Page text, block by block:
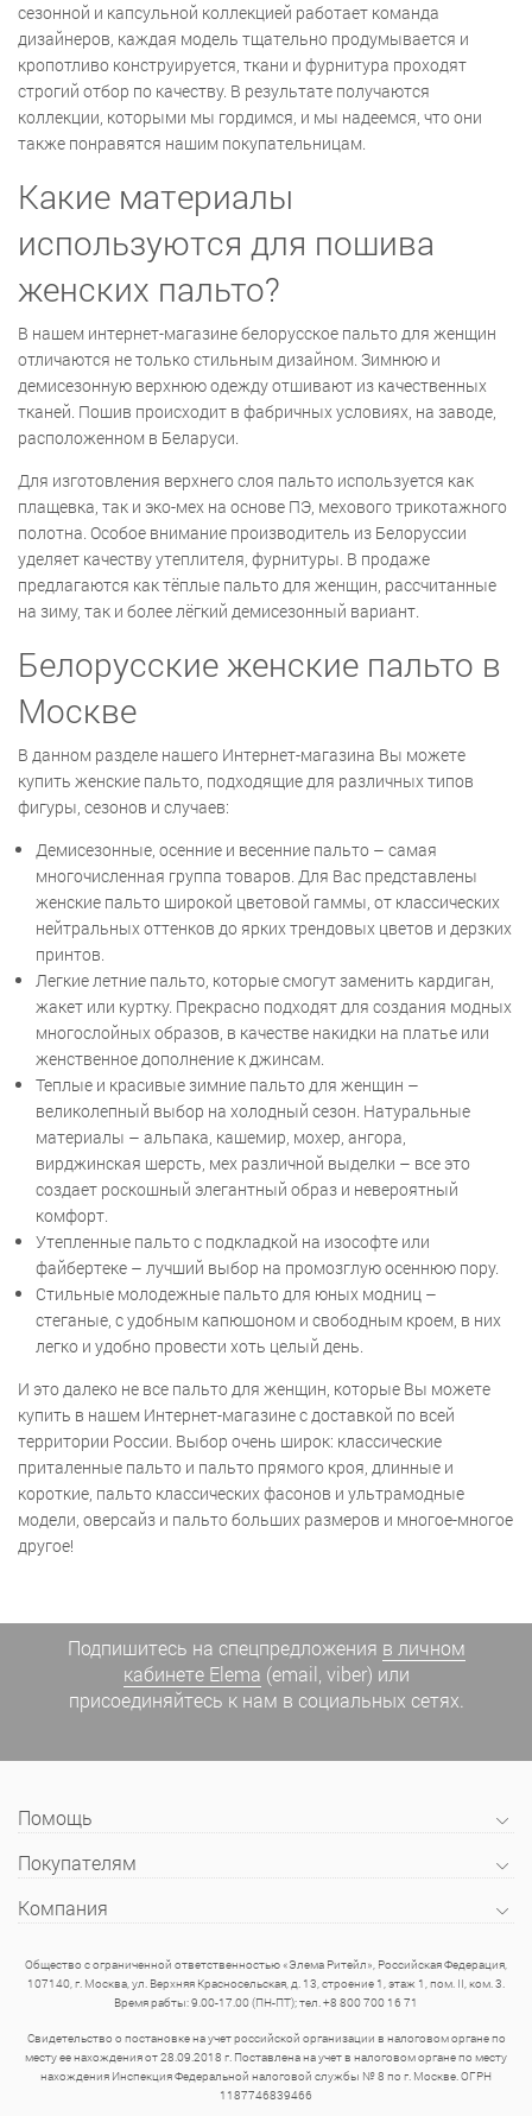
сезонной и капсульной коллекцией работает команда
дизайнеров, каждая модель тщательно продумывается и
кропотливо конструируется, ткани и фурнитура проходят
строгий отбор по качеству. В результате получаются
коллекции, которыми мы гордимся, и мы надеемся, что они
также понравятся нашим покупательницам.
Какие материалы
используются для пошива
женских пальто?
В нашем интернет-магазине белорусское пальто для женщин
отличаются не только стильным дизайном. Зимнюю и
демисезонную верхнюю одежду отшивают из качественных
тканей. Пошив происходит в фабричных условиях, на заводе,
расположенном в Беларуси.
Для изготовления верхнего слоя пальто используется как
плащевка, так и эко-мех на основе ПЭ, мехового трикотажного
полотна. Особое внимание производитель из Белоруссии
уделяет качеству утеплителя, фурнитуры. В продаже
предлагаются как тёплые пальто для женщин, рассчитанные
на зиму, так и более лёгкий демисезонный вариант.
Белорусские женские пальто в
Москве
В данном разделе нашего Интернет-магазина Вы можете
купить женские пальто, подходящие для различных типов
фигуры, сезонов и случаев:
Демисезонные, осенние и весенние пальто – самая
многочисленная группа товаров. Для Вас представлены
женские пальто широкой цветовой гаммы, от классических
нейтральных оттенков до ярких трендовых цветов и дерзких
принтов.
Легкие летние пальто, которые смогут заменить кардиган,
жакет или куртку. Прекрасно подходят для создания модных
многослойных образов, в качестве накидки на платье или
женственное дополнение к джинсам.
Теплые и красивые зимние пальто для женщин –
великолепный выбор на холодный сезон. Натуральные
материалы – альпака, кашемир, мохер, ангора,
вирджинская шерсть, мех различной выделки – все это
создает роскошный элегантный образ и невероятный
комфорт.
Утепленные пальто с подкладкой на изософте или
файбертеке – лучший выбор на промозглую осеннюю пору.
Стильные молодежные пальто для юных модниц –
стеганые, с удобным капюшоном и свободным кроем, в них
легко и удобно провести хоть целый день.
И это далеко не все пальто для женщин, которые Вы можете
купить в нашем Интернет-магазине с доставкой по всей
территории России. Выбор очень широк: классические
приталенные пальто и пальто прямого кроя, длинные и
короткие, пальто классических фасонов и ультрамодные
модели, оверсайз и пальто больших размеров и многое-многое
другое!
Подпишитесь на спецпредложения в личном
кабинете Elema (email, viber) или
присоединяйтесь к нам в социальных сетях.
Помощь
Покупателям
Компания
Общество с ограниченной ответственностью «Элема Ритейл», Российская Федерация,
107140, г. Москва, ул. Верхняя Красносельская, д. 13, строение 1, этаж 1, пом. II, ком. 3.
Время рабты: 9.00-17.00 (ПН-ПТ); тел. +8 800 700 16 71
Свидетельство о постановке на учет российской организации в налоговом органе по
месту ее нахождения от 28.09.2018 г. Поставлена на учет в налоговом органе по месту
нахождения Инспекция Федеральной налоговой службы № 8 по г. Москве. ОГРН
1187746839466